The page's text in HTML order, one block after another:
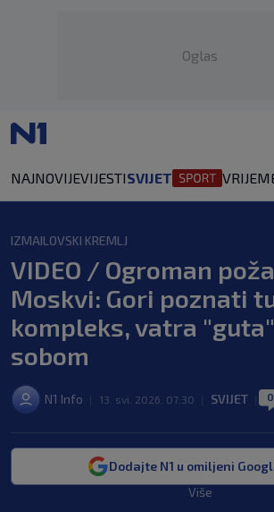
Oglas
NAJNOVIJEVIJESTISVIJET
IZMAILOVSKI KREMLJ
VIDEO / Ogroman
Moskvi: Gori poznati
kompleks, vatra
sobom
N1 Info 13. svi. 2026. 07:30 SVIJET 0
Dodajte N1 u omiljeni
Više